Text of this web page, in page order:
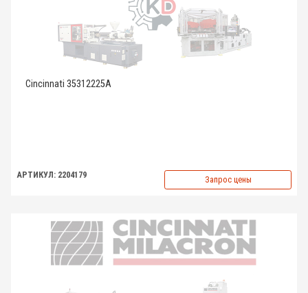
Cincinnati 35312225A
АРТИКУЛ: 2204179 Запрос цены